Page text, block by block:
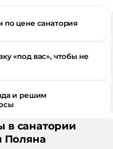
по цене санатория
«под вас», чтобы не
и решим
в санатории
Поляна